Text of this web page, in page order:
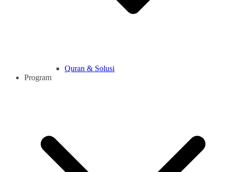
Quran & Solusi
Program